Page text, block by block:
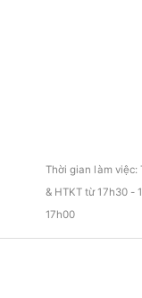
Thời gian làm việc:
& HTKT từ 17h30 -
17h00